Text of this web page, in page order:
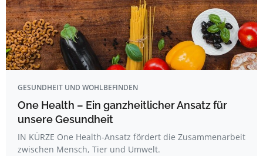
GESUNDHEIT UND WOHLBEFINDEN
One Health – Ein ganzheitlicher Ansatz für
unsere Gesundheit
IN KÜRZE One Health-Ansatz fördert die Zusammenarbeit
zwischen Mensch, Tier und Umwelt.